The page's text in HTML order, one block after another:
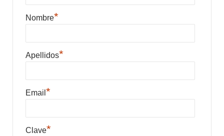
Nombre*
Apellidos*
Email *
Clave*